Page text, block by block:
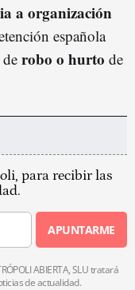
a organización
española
robo o hurto de
para recibir las
APUNTARME
ABIERTA, SLU tratará
de actualidad.